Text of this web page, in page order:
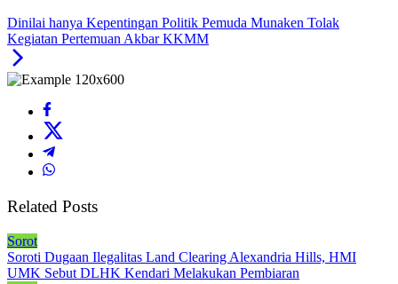
Dinilai hanya Kepentingan Politik Pemuda Munaken Tolak
Kegiatan Pertemuan Akbar KKMM
Related Posts
Sorot
Soroti Dugaan Ilegalitas Land Clearing Alexandria Hills, HMI
UMK Sebut DLHK Kendari Melakukan Pembiaran